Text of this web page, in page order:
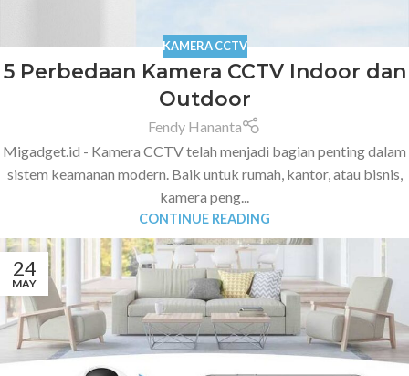
KAMERA CCTV
5 Perbedaan Kamera CCTV Indoor dan
Outdoor
Fendy Hananta
Migadget.id - Kamera CCTV telah menjadi bagian penting dalam
sistem keamanan modern. Baik untuk rumah, kantor, atau bisnis,
kamera peng...
CONTINUE READING
24
MAY